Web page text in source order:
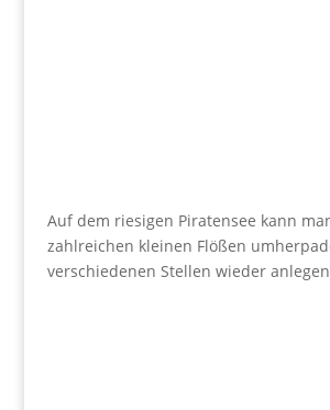
Auf dem riesigen Piratensee kann
zahlreichen kleinen Flößen
verschiedenen Stellen wieder